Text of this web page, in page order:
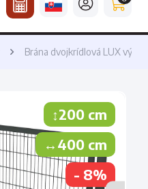
Brána dvojkrídlová LUX
↕200 cm
↔400 cm
- 8%